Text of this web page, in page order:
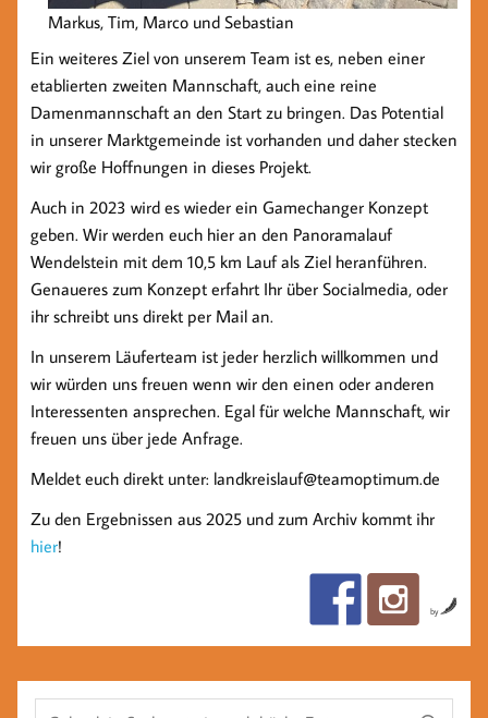
Markus, Tim, Marco und Sebastian
Ein weiteres Ziel von unserem Team ist es, neben einer
etablierten zweiten Mannschaft, auch eine reine
Damenmannschaft an den Start zu bringen. Das Potential
in unserer Marktgemeinde ist vorhanden und daher stecken
wir große Hoffnungen in dieses Projekt.
Auch in 2023 wird es wieder ein Gamechanger Konzept
geben. Wir werden euch hier an den Panoramalauf
Wendelstein mit dem 10,5 km Lauf als Ziel heranführen.
Genaueres zum Konzept erfahrt Ihr über Socialmedia, oder
ihr schreibt uns direkt per Mail an.
In unserem Läuferteam ist jeder herzlich willkommen und
wir würden uns freuen wenn wir den einen oder anderen
Interessenten ansprechen. Egal für welche Mannschaft, wir
freuen uns über jede Anfrage.
Meldet euch direkt unter: landkreislauf@teamoptimum.de
Zu den Ergebnissen aus 2025 und zum Archiv kommt ihr
hier!
by